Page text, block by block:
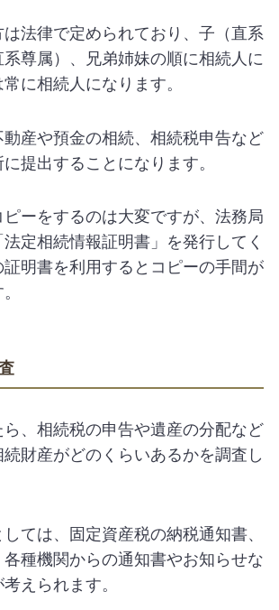
法律で定められており、子（直系
尊属）、兄弟姉妹の順に相続人に
に相続人になります。
産や預金の相続、相続税申告など
提出することになります。
ーをするのは大変ですが、法務局
定相続情報証明書」を発行してく
明書を利用するとコピーの手間が
、相続税の申告や遺産の分配など
財産がどのくらいあるかを調査し
ては、固定資産税の納税通知書、
種機関からの通知書やお知らせな
えられます。